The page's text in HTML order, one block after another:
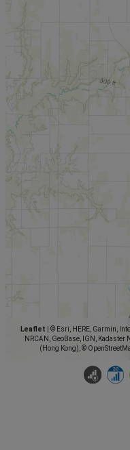
Leaflet
© Esri, HERE, Garmin,
NRCAN, GeoBase, IGN, Kadaster
(Hong Kong), ©